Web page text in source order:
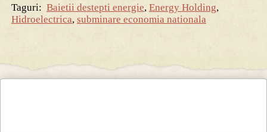
Taguri: Baietii destepti energie, Energy Holding,
Hidroelectrica, subminare economia nationala